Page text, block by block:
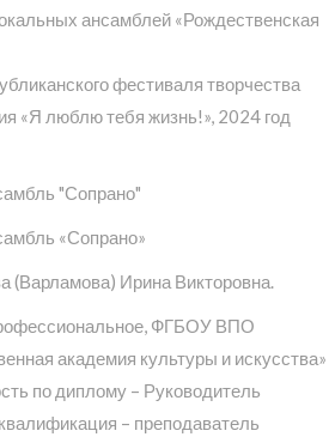
ансамблей «Рождественская
фестиваля творчества
«Я люблю тебя жизнь!», 2024 год
"Сопрано"
«Сопрано»
(Варламова) Ирина Викторовна.
ФГБОУ ВПО
академия культуры и искусства»
по диплому – Руководитель
– преподаватель